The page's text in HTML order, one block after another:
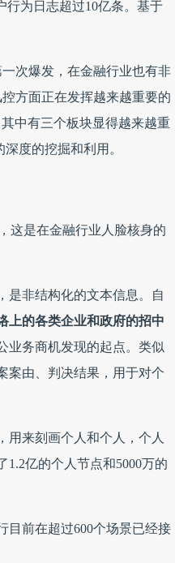
行为日志超过10亿条。基于
次爆发，在金融行业也有非
方面正在发挥越来越重要的
中有三个板块显得越来越重
度的挖掘和利用。
，这是在金融行业人脸核身的
是非结构化的文本信息。自
上的各类企业和政府的招中
业务商机发现的起点。类似
案由、判决结果，用于对个
用来刻画个人和个人，个人
亿的个人节点和5000万的
目前在超过600个场景已经接